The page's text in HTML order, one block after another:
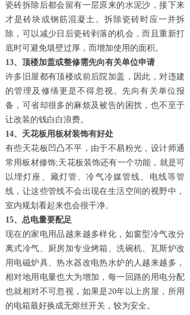
瓷砖拆除后都会留有一层原来的水泥沙，接下来
才是砖块或钢筋混凝土。拆除瓷砖时应一并拆
除，可以减少日后瓷砖剥落的机会，而且重新打
底时可避免墙壁过厚，而增加使用的面积。
13、顶楼加盖或整修需先向有关单位申请
许多旧屋都有顶楼或前后院加盖，因此，对违建
的管理及修缮更是不得忽视。先向有关单位报
备，可省却很多的麻烦及被告的困扰，也不至于
让改装的钱白白浪费。
14、天花板用板材装饰有好处
有些天花板凹凸不平，由于不易粉光，设计师通
常用板材修饰;天花板装饰还有一个功能，就是可
以埋灯座、藏灯管、冷气冷媒管线、电线等管
线，让这些管线不会出现在生活空间的视野中，
室内规划看起来也会很干净。
15、总电量要配足
现在的家电用品越来越多样化，如窗型冷气改分
离式冷气、厨房加专业烤箱、洗碗机、瓦斯炉改
用电磁炉具、热水器改电热水炉的人越来越多，
相对地用电量也大为增加，每一回路的用电分配
也就相对不可忽视，如果是20年以上房屋，所用
的电箱最好换成无熔丝开关，较为安全。